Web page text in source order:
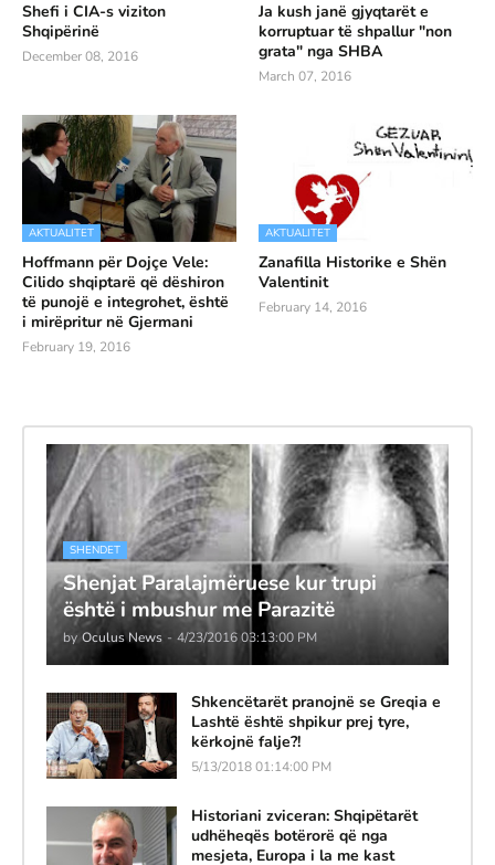
Shefi i CIA-s viziton
Shqipërinë
December 08, 2016
Ja kush janë gjyqtarët e
korruptuar të shpallur "non
grata" nga SHBA
March 07, 2016
AKTUALITET
Hoffmann për Dojçe Vele:
Cilido shqiptarë që dëshiron
të punojë e integrohet, është
i mirëpritur në Gjermani
February 19, 2016
AKTUALITET
Zanafilla Historike e Shën
Valentinit
February 14, 2016
SHENDET
Shenjat Paralajmëruese kur trupi
është i mbushur me Parazitë
by Oculus News - 4/23/2016 03:13:00 PM
Shkencëtarët pranojnë se Greqia e
Lashtë është shpikur prej tyre,
kërkojnë falje?!
5/13/2018 01:14:00 PM
Historiani zviceran: Shqipëtarët
udhëheqës botërorë që nga
mesjeta, Europa i la me kast